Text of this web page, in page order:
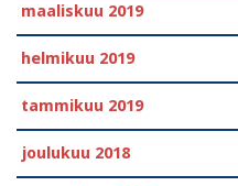
maaliskuu 2019
helmikuu 2019
tammikuu 2019
joulukuu 2018